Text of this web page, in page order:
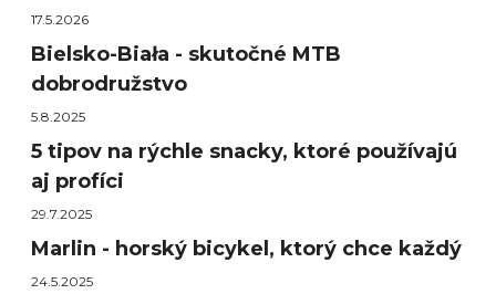
17.5.2026
Bielsko-Biała - skutočné MTB
dobrodružstvo
5.8.2025
5 tipov na rýchle snacky, ktoré používajú
aj profíci
29.7.2025
Marlin - horský bicykel, ktorý chce každý
24.5.2025